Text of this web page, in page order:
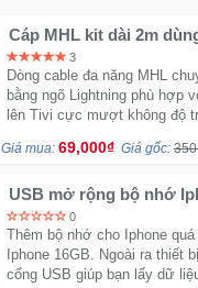
Cáp MHL kit dài 2m
3
Dòng cable đa năng MHL
bằng ngõ Lightning phù hợp
lên Tivi cực mượt không độ
Giá mua: 69,000₫ Giá gốc:
USB mở rộng bộ nhớ
0
Thêm bộ nhớ cho Iphone
Iphone 16GB. Ngoài ra thiết
cổng USB giúp bạn lấy dữ